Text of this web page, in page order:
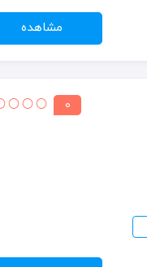
مشاهده
0